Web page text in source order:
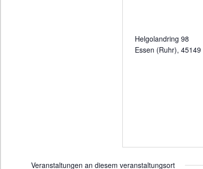
Helgolandring 98
Essen (Ruhr), 45149
Veranstaltungen an diesem veranstaltungsort